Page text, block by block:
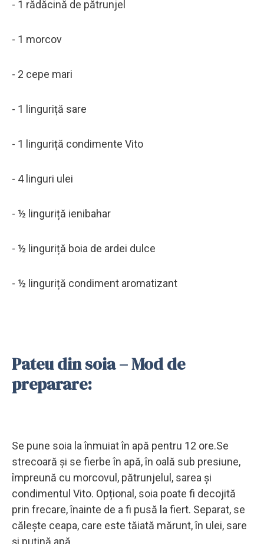
- 1 rădăcină de pătrunjel
- 1 morcov
- 2 cepe mari
- 1 linguriță sare
- 1 linguriță condimente Vito
- 4 linguri ulei
- ½ linguriță ienibahar
- ½ linguriță boia de ardei dulce
- ½ linguriță condiment aromatizant
Pateu din soia – Mod de
preparare:
Se pune soia la înmuiat în apă pentru 12 ore.Se
strecoară și se fierbe în apă, în oală sub presiune,
împreună cu morcovul, pătrunjelul, sarea și
condimentul Vito. Opțional, soia poate fi decojită
prin frecare, înainte de a fi pusă la fiert. Separat, se
călește ceapa, care este tăiată mărunt, în ulei, sare
și puțină apă.